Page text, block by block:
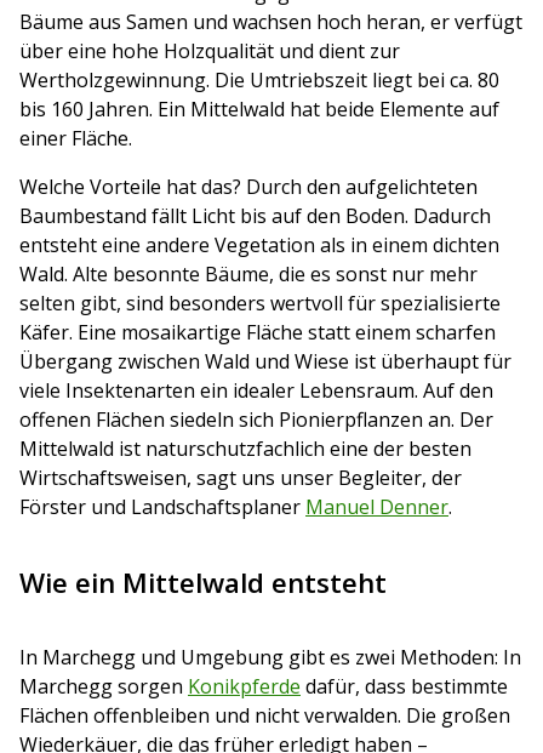
Bäume aus Samen und wachsen hoch heran, er verfügt
über eine hohe Holzqualität und dient zur
Wertholzgewinnung. Die Umtriebszeit liegt bei ca. 80
bis 160 Jahren. Ein Mittelwald hat beide Elemente auf
einer Fläche.
Welche Vorteile hat das? Durch den aufgelichteten
Baumbestand fällt Licht bis auf den Boden. Dadurch
entsteht eine andere Vegetation als in einem dichten
Wald. Alte besonnte Bäume, die es sonst nur mehr
selten gibt, sind besonders wertvoll für spezialisierte
Käfer. Eine mosaikartige Fläche statt einem scharfen
Übergang zwischen Wald und Wiese ist überhaupt für
viele Insektenarten ein idealer Lebensraum. Auf den
offenen Flächen siedeln sich Pionierpflanzen an. Der
Mittelwald ist naturschutzfachlich eine der besten
Wirtschaftsweisen, sagt uns unser Begleiter, der
Förster und Landschaftsplaner Manuel Denner.
Wie ein Mittelwald entsteht
In Marchegg und Umgebung gibt es zwei Methoden: In
Marchegg sorgen Konikpferde dafür, dass bestimmte
Flächen offenbleiben und nicht verwalden. Die großen
Wiederkäuer, die das früher erledigt haben –